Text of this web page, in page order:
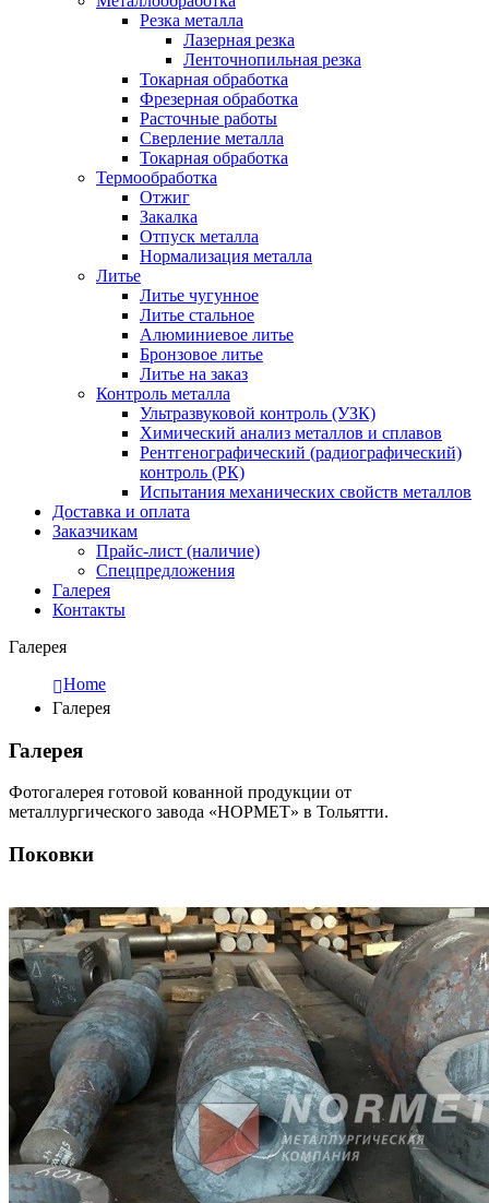
Резка металла
Лазерная резка
Ленточнопильная резка
Токарная обработка
Фрезерная обработка
Расточные работы
Сверление металла
Токарная обработка
Термообработка
Отжиг
Закалка
Отпуск металла
Нормализация металла
Литье
Литье чугунное
Литье стальное
Алюминиевое литье
Бронзовое литье
Литье на заказ
Контроль металла
Ультразвуковой контроль (УЗК)
Химический анализ металлов и сплавов
Рентгенографический (радиографический)
контроль (РК)
Испытания механических свойств металлов
Доставка и оплата
Заказчикам
Прайс-лист (наличие)
Спецпредложения
Галерея
Контакты
Галерея
Home
Галерея
Галерея
Фотогалерея готовой кованной продукции от
металлургического завода «НОРМЕТ» в Тольятти.
Поковки